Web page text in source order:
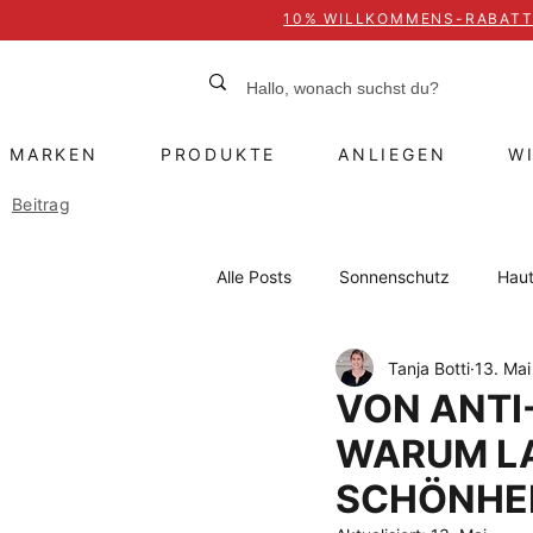
10% WILLKOMMENS-RABATT
MARKEN PRODUKTE ANLIEGEN
Beitrag
Alle Posts Sonnenschutz
ZO Skin Health
Caviar of Switzerland Anti-
VON
WARUM
Tanja Botti 13. Mai